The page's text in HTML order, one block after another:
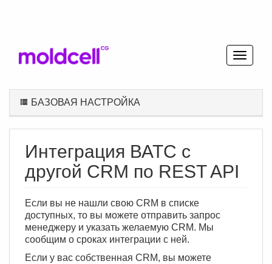
БАЗОВАЯ НАСТРОЙКА
Интеграция ВАТС с
другой CRM по REST API
Если вы не нашли свою CRM в списке
доступных, то вы можете отправить запрос
менеджеру и указать желаемую CRM. Мы
сообщим о сроках интеграции с ней.
Если у вас собственная CRM, вы можете